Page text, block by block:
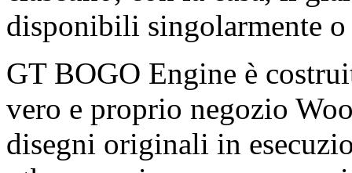
disponibili singolarmente
GT BOGO Engine è
vero e proprio negozio
disegni originali in